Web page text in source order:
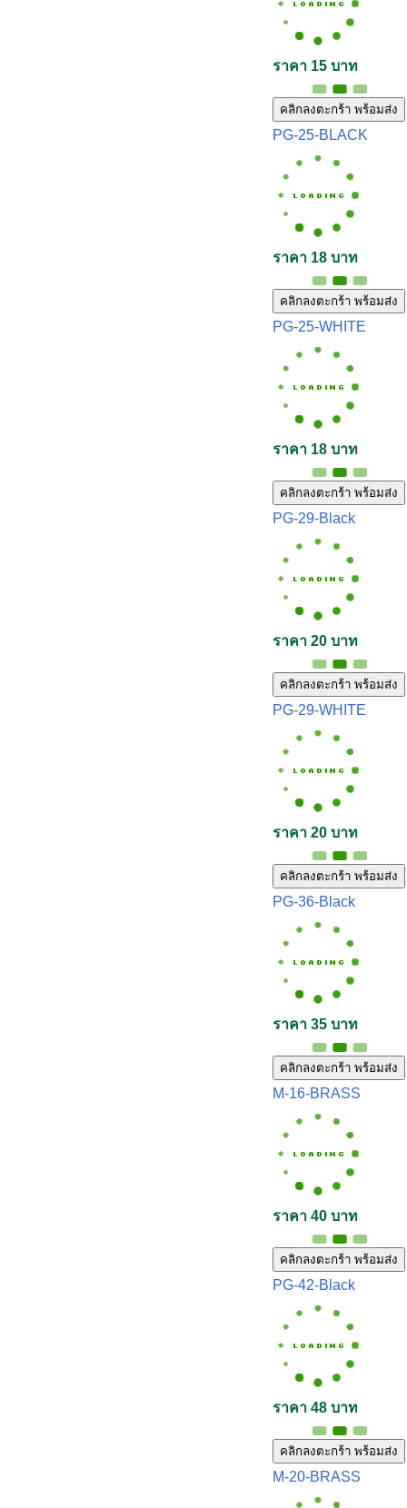
ราคา 15 บาท
คลิกลงตะกร้า พร้อมส่ง
PG-25-BLACK
ราคา 18 บาท
คลิกลงตะกร้า พร้อมส่ง
PG-25-WHITE
ราคา 18 บาท
คลิกลงตะกร้า พร้อมส่ง
PG-29-Black
ราคา 20 บาท
คลิกลงตะกร้า พร้อมส่ง
PG-29-WHITE
ราคา 20 บาท
คลิกลงตะกร้า พร้อมส่ง
PG-36-Black
ราคา 35 บาท
คลิกลงตะกร้า พร้อมส่ง
M-16-BRASS
ราคา 40 บาท
คลิกลงตะกร้า พร้อมส่ง
PG-42-Black
ราคา 48 บาท
คลิกลงตะกร้า พร้อมส่ง
M-20-BRASS